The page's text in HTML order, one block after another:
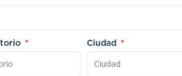
Ciudad